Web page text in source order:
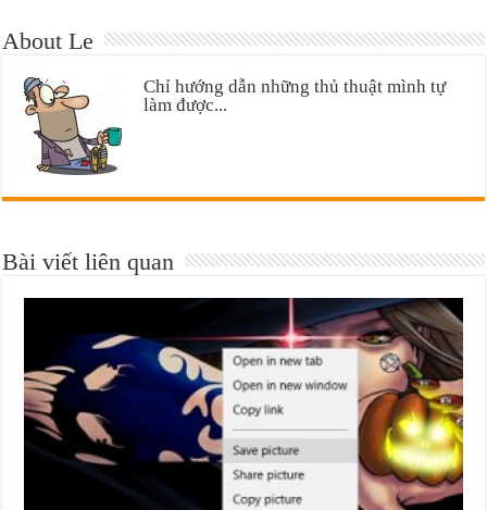
About Le
Chỉ hướng dẫn những thủ thuật mình tự
làm được...
Bài viết liên quan